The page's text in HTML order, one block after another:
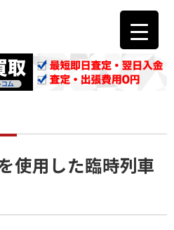
使用した臨時列車